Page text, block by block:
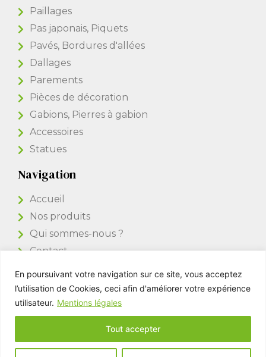
En poursuivant votre navigation sur ce site, vous acceptez
l’utilisation de Cookies, ceci afin d'améliorer votre expérience
utilisateur. Mentions légales
Tout accepter
Paillages
Pas japonais, Piquets
Pavés, Bordures d'allées
Dallages
Parements
Pièces de décoration
Gabions, Pierres à gabion
Accessoires
Statues
Navigation
Accueil
Nos produits
Qui sommes-nous ?
Contact
Accès Pro
Kim Pierres & Déco © All rights reserved -Mentions légales